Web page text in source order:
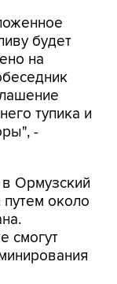
будет
на
тупика и
-
Ормузский
путем около
смогут